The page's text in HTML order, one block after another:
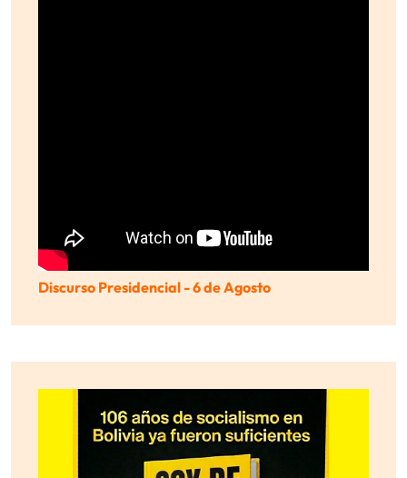
Discurso Presidencial - 6 de Agosto